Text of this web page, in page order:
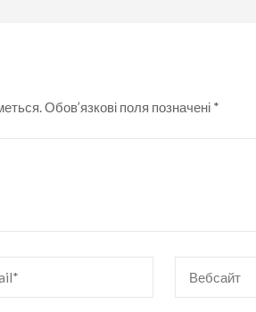
Обов’язкові поля позначені *